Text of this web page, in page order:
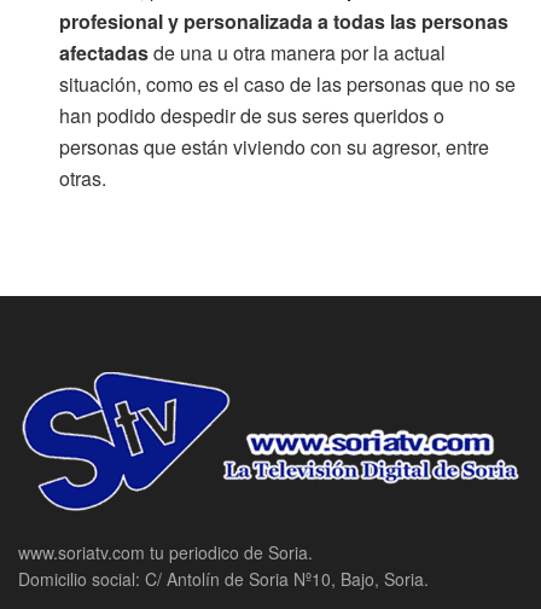
profesional y personalizada a todas las personas
afectadasde una u otra manera por la actual
situación, como es el caso de las personas que no se
han podido despedir de sus seres queridos o
personas que están viviendo con su agresor, entre
otras.
www.soriatv.com tu periodico de Soria.
Domicilio social: C/ Antolín de Soria Nº10, Bajo, Soria.